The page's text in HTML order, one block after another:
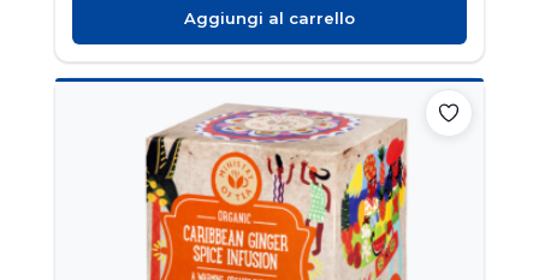
Aggiungi al carrello